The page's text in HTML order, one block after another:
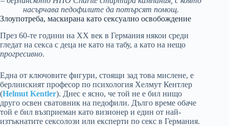
насърчава педофилите да потърсят помощ.
Злоупотреба, маскирана като сексуално освобождение
През 60-те години на ХХ век в Германия някои среди
гледат на секса с деца не като на табу, а като на нещо
прогресивно.
Една от ключовите фигури, стоящи зад това мислене, е
берлинският професор по психология Хелмут Кентлер
(Helmut Kentler). Днес е ясно, че той не е бил нищо
друго освен сватовник на педофили. Дълго време обаче
той е бил възприеман като визионер и един от най-
изтъкнатите сексолози или експерти по секс в Германия.